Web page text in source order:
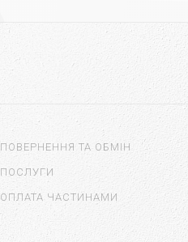
ПОВЕРНЕННЯ ТА ОБМІН
ПОСЛУГИ
ОПЛАТА ЧАСТИНАМИ